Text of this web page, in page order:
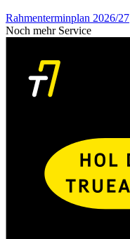
Rahmenterminplan 2026/27
Noch mehr Service